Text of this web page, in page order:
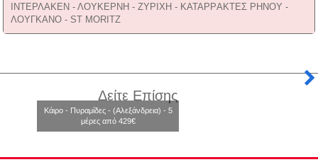
ΙΝΤΕΡΛΑΚΕΝ - ΛΟΥΚΕΡΝΗ - ΖΥΡΙΧΗ - ΚΑΤΑΡPΑΚΤΕΣ ΡΗΝΟΥ -
ΛΟΥΓΚΑΝΟ - ST MORITZ
Δείτε Επίσης
Κάιρο - Πυραμίδες - (Αλεξάνδρεια) - 5
μέρες από 429€